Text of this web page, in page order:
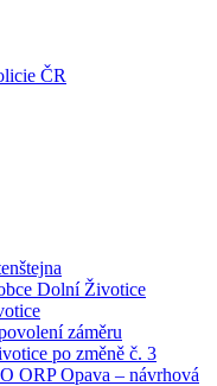
ČR
Dolní Životice
záměru
po změně č. 3
ORP Opava – návrhová